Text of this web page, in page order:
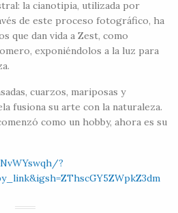
la cianotipia, utilizada por
de este proceso fotográfico, ha
que dan vida a Zest, como
exponiéndolos a la luz para
cuarzos, mariposas y
fusiona su arte con la naturaleza.
como un hobby, ahora es su
?